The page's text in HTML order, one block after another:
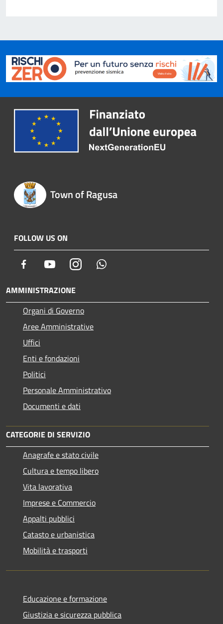
Town of Ragusa
FOLLOW US ON
Facebook YoutubeInstagram
AMMINISTRAZIONE
Organi di Governo
Aree Amministrative
Uffici
Enti e fondazioni
Politici
Personale Amministrativo
Documenti e dati
CATEGORIE DI SERVIZIO
Anagrafe e stato civile
Cultura e tempo libero
Vita lavorativa
Imprese e Commercio
Appalti pubblici
Catasto e urbanistica
Mobilità e trasporti
Educazione e formazione
Giustizia e sicurezza pubblica